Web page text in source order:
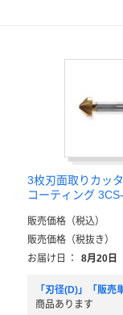
3枚刃面取りカッ
コーティング
販売価格（税込）
販売価格（税抜き）
お届け日
： 8月20日
「刃径(D)」「販売
商品あります